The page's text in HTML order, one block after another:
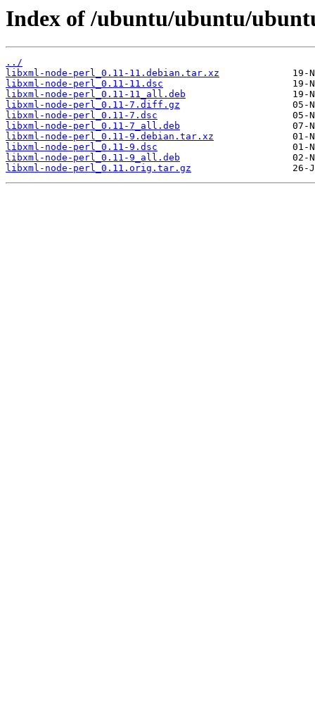
Index of /ubuntu/ubuntu/
../
libxml-node-perl_0.11-11.debian.tar.xz
libxml-node-perl_0.11-11.dsc
libxml-node-perl_0.11-11_all.deb
libxml-node-perl_0.11-7.diff.gz
libxml-node-perl_0.11-7.dsc
libxml-node-perl_0.11-7_all.deb
libxml-node-perl_0.11-9.debian.tar.xz
libxml-node-perl_0.11-9.dsc
libxml-node-perl_0.11-9_all.deb
libxml-node-perl_0.11.orig.tar.gz